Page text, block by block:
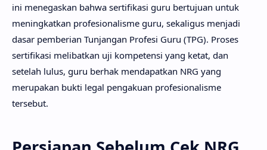
ini menegaskan bahwa sertifikasi guru bertujuan untuk
meningkatkan profesionalisme guru, sekaligus menjadi
dasar pemberian Tunjangan Profesi Guru (TPG). Proses
sertifikasi melibatkan uji kompetensi yang ketat, dan
setelah lulus, guru berhak mendapatkan NRG yang
merupakan bukti legal pengakuan profesionalisme
tersebut.